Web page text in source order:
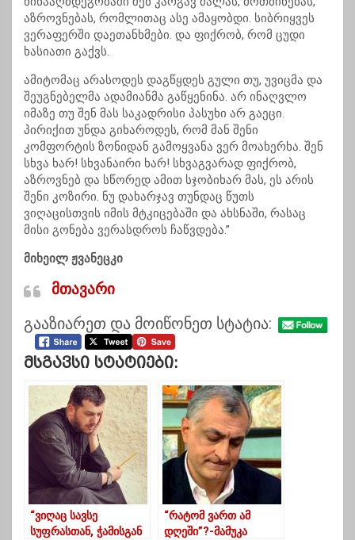
აზროვნებას, რომლითაც ასე ამაყობდი. სიბრიყვეს
ვერაფერში დაეთანხმები. და ფიქრობ, რომ ცუდი
ხასიათი გაქვს.
ამიტომაც არასოდეს დაგწყდეს გული თუ, უვიცმა და
შეუგნებელმა ადამიანმა გაწყენინა. არ ინაღვლო
იმაზე თუ შენ მას საკადრისი პასუხი არ გაეცი.
პირიქით უნდა გიხაროდეს, რომ მან შენი
კომფორტის ზონიდან გამოყვანა ვერ მოახერხა. შენ
სხვა ხარ! სხვანაირი ხარ! სხვაგვარად ფიქრობ,
აზროვნებ და სწორედ ამით სჯობიხარ მას, ეს არის
შენი კოზირი. ნუ დახარჯავ თუნდაც წუთს
ვიღაცისთვის იმის მტკიცებაში და ახსნაში, რასაც
მისი გონება ვერასდროს ჩაწვდება.”
მიხეილ ჟვანეცკი
მთავარი
გააზიარეთ და მოიწონეთ სტატია:
Მსგავსი Სტატიები:
“ვიღაც სავსე
სუფრასთან, ჭამისგან
“რატომ ვართ ამ
დღეში”?-მამუკა